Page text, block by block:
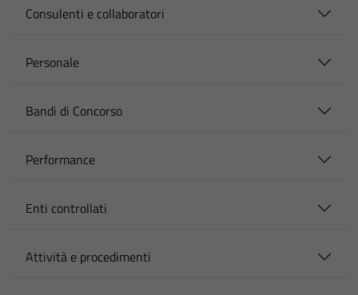
Consulenti e collaboratori
Personale
Bandi di Concorso
Performance
Enti controllati
Attività e procedimenti